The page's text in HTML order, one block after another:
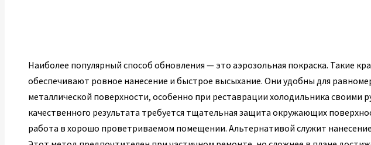
Наиболее популярный способ обновления — это аэрозольная покраска. Такие
обеспечивают ровное нанесение и быстрое высыхание. Они удобны для
металлической поверхности, особенно при реставрации холодильника своими
качественного результата требуется тщательная защита окружающих
работа в хорошо проветриваемом помещении. Альтернативой служит